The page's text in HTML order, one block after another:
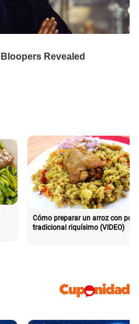
Cómo preparar un arroz con pollo
tradicional riquísimo (VIDEO)